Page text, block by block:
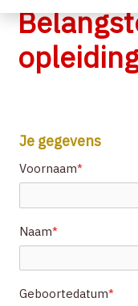
Je gegevens
Voornaam*
Naam*
Geboortedatum*